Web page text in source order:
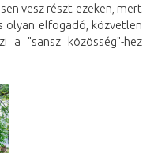
vesz részt ezeken, mert
elfogadó, közvetlen
a "sansz közösség"-hez